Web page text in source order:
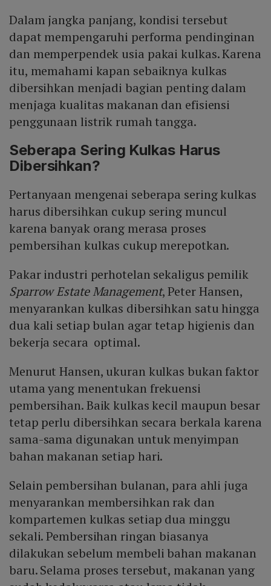
Dalam jangka panjang, kondisi tersebut
dapat mempengaruhi performa pendinginan
dan memperpendek usia pakai kulkas. Karena
itu, memahami kapan sebaiknya kulkas
dibersihkan menjadi bagian penting dalam
menjaga kualitas makanan dan efisiensi
penggunaan listrik rumah tangga.
Seberapa Sering Kulkas Harus
Dibersihkan?
Pertanyaan mengenai seberapa sering kulkas
harus dibersihkan cukup sering muncul
karena banyak orang merasa proses
pembersihan kulkas cukup merepotkan.
Pakar industri perhotelan sekaligus pemilik
Sparrow Estate Management, Peter Hansen,
menyarankan kulkas dibersihkan satu hingga
dua kali setiap bulan agar tetap higienis dan
bekerja secara optimal.
Menurut Hansen, ukuran kulkas bukan faktor
utama yang menentukan frekuensi
pembersihan. Baik kulkas kecil maupun besar
tetap perlu dibersihkan secara berkala karena
sama-sama digunakan untuk menyimpan
bahan makanan setiap hari.
Selain pembersihan bulanan, para ahli juga
menyarankan membersihkan rak dan
kompartemen kulkas setiap dua minggu
sekali. Pembersihan ringan biasanya
dilakukan sebelum membeli bahan makanan
baru. Selama proses tersebut, makanan yang